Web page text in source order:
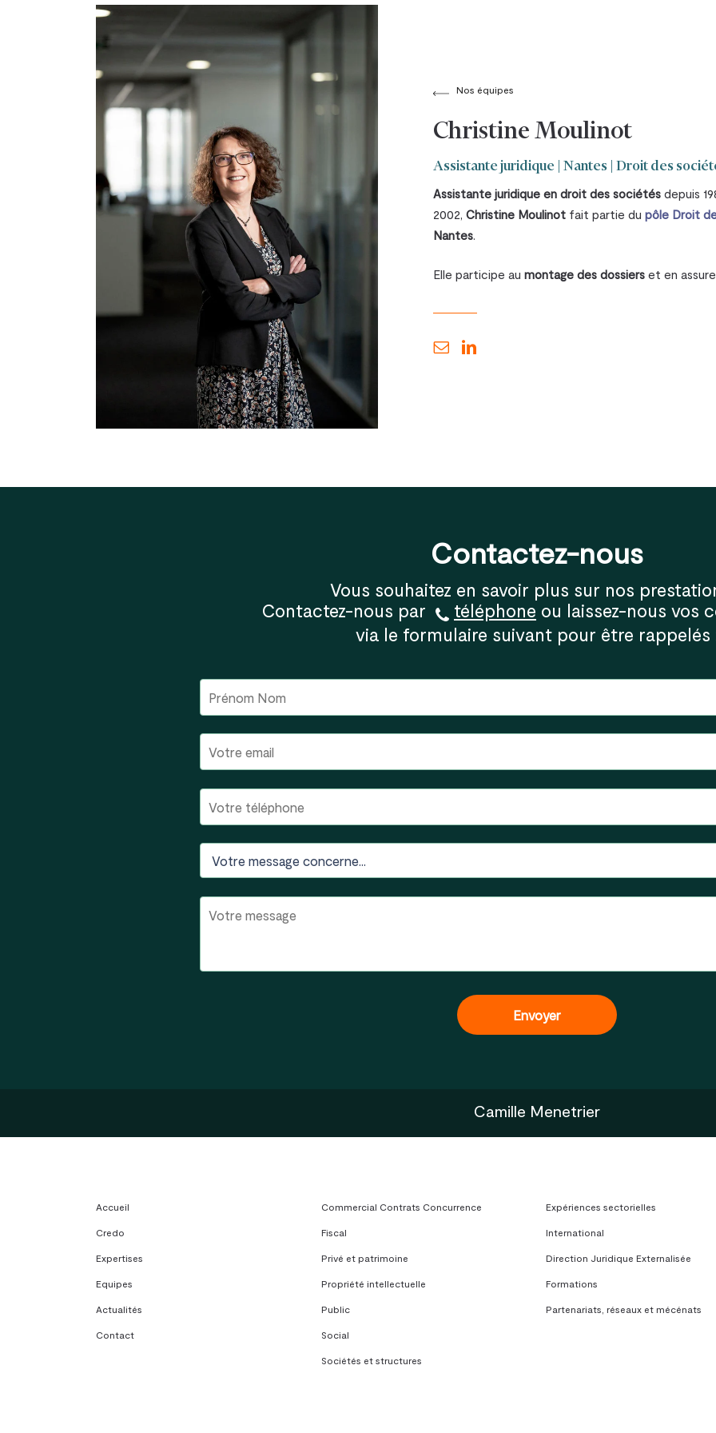
Nos équipes
Christine Moulinot
Assistante juridique | Nantes | Droit des
Assistante juridique en droit des sociétés depuis
2002,Christine Moulinot fait partie dupôle Droit
Nantes.
Elle participe aumontage des dossiers et en
Contactez-nous
Vous souhaitez en savoir plus sur nos
Contactez-nous par
téléphone ou laissez-nous vos
via le formulaire suivant pour être rappelés
Camille Menetrier
Accueil
Credo
Expertises
Equipes
Actualités
Contact
Commercial Contrats Concurrence
Fiscal
Privé et patrimoine
Propriété intellectuelle
Public
Social
Sociétés et structures
Expériences sectorielles
International
Direction Juridique Externalisée
Formations
Partenariats, réseaux et mécénats